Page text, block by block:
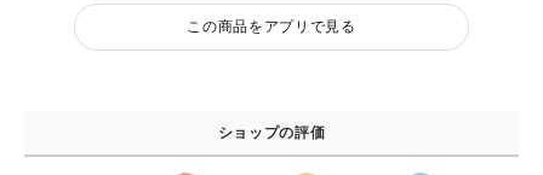
この商品をアプリで見る
ショップの評価